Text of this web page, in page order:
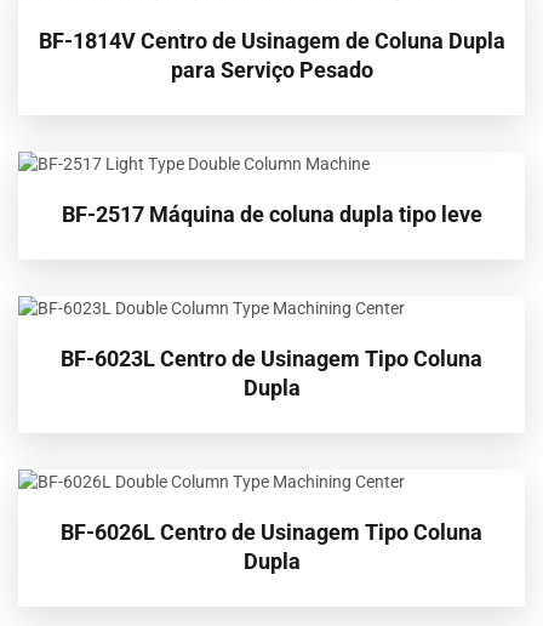
BF-1814V Centro de Usinagem de Coluna Dupla
para Serviço Pesado
BF-2517 Máquina de coluna dupla tipo leve
BF-6023L Centro de Usinagem Tipo Coluna
Dupla
BF-6026L Centro de Usinagem Tipo Coluna
Dupla